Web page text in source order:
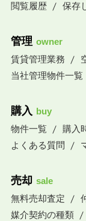
閲覧履歴
保存
管理 owner
賃貸管理業務
当社管理物件一覧
購入 buy
物件一覧
購入
よくある質問
売却 sale
無料売却査定
媒介契約の種類